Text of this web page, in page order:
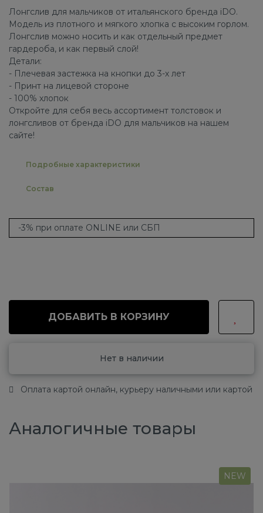
Лонгслив для мальчиков от итальянского бренда iDO.
Модель из плотного и мягкого хлопка с высоким горлом.
Лонгслив можно носить и как отдельный предмет
гардероба, и как первый слой!
Детали:
- Плечевая застежка на кнопки до 3-х лет
- Принт на лицевой стороне
- 100% хлопок
Откройте для себя весь ассортимент толстовок и
лонгсливов от бренда iDO для мальчиков на нашем
сайте!
Подробные характеристики
Состав
-3% при оплате ONLINE или СБП
ДОБАВИТЬ В КОРЗИНУ
Нет в наличии
Оплата картой онлайн, курьеру наличными или картой
Аналогичные товары
NEW